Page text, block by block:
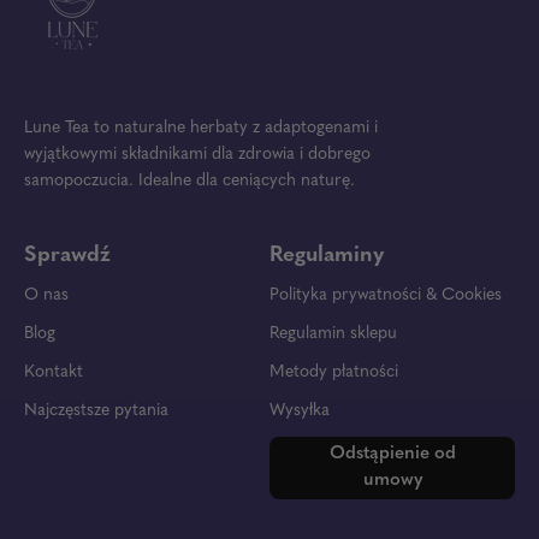
Lune Tea to naturalne herbaty z adaptogenami i
wyjątkowymi składnikami dla zdrowia i dobrego
samopoczucia. Idealne dla ceniących naturę.
Sprawdź
O nas
Blog
Kontakt
Najczęstsze pytania
Regulaminy
Polityka prywatności & Cookies
Regulamin sklepu
Metody płatności
Wysyłka
Odstąpienie od
umowy